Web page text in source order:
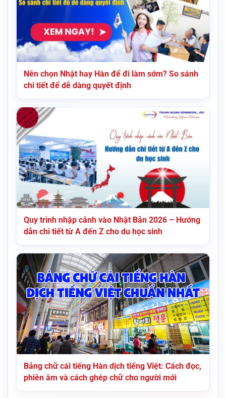
Nên chọn Nhật hay Hàn để đi làm sớm? So sánh
chi tiết để dễ dàng quyết định
Quy trình nhập cảnh vào Nhật Bản 2026 – Hướng
dẫn chi tiết từ A đến Z cho du học sinh
Bảng chữ cái tiếng Hàn dịch tiếng Việt: Cách đọc,
phiên âm và cách ghép chữ cho người mới